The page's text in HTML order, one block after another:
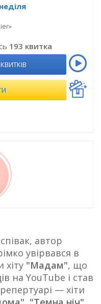
193 квитка
автор
увірвався в
хіту "Мадам", що
на YouTube і став
— хіти